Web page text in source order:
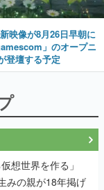
映像が8月26日早朝に
」のオープニ
登壇する予定
想世界を作る」
みの親が18年掲げ